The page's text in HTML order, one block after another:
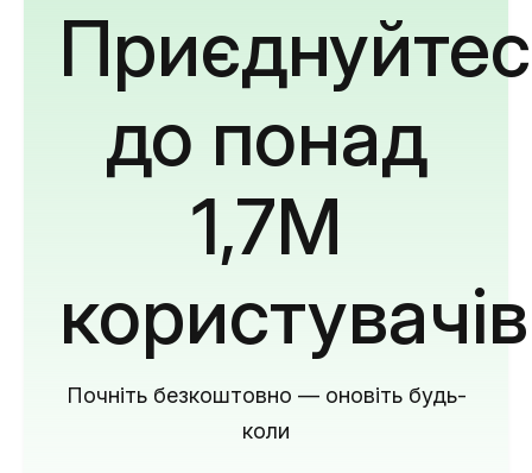
до понад
1,7M
користувачів
Почніть безкоштовно — оновіть будь-
коли